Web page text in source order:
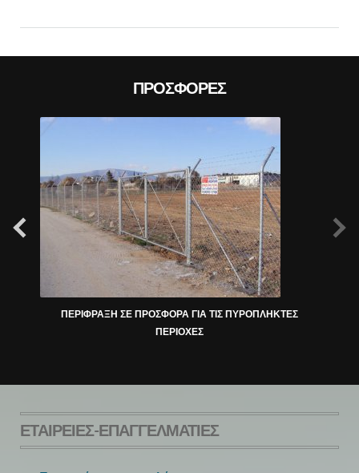
ΠΡΟΣΦΟΡΈΣ
ΠΕΡΙΦΡΑΞΗ ΣΕ ΠΡΟΣΦΟΡΑ ΓΙΑ ΤΙΣ ΠΥΡΟΠΛΗΚΤΕΣ
ΠΕΡΙΟΧΕΣ
ΕΤΑΙΡΕΊΕΣ-ΕΠΑΓΓΕΛΜΑΤΊΕΣ